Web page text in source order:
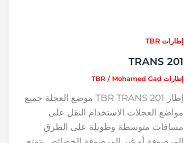
إطارات TBR
TRANS 201
إطارات TBR / Mohamed Gad
إطار TBR TRANS 201 موضع العجلة جميع
مواضع العجلات الاستخدام النقل على
مسافات متوسطة وطويلة على الطرق